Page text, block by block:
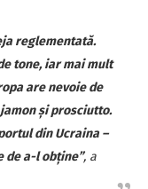
reglementată.
tone, iar mai mult
are nevoie de
și prosciutto.
din Ucraina –
de a-l obține”, a